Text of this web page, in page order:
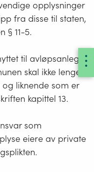
opplysninger
fra disse til staten,
§ 11-5.
til avløpsanlegg
skal ikke lenger
liknende som er
kapittel 13.
som
eiere av private